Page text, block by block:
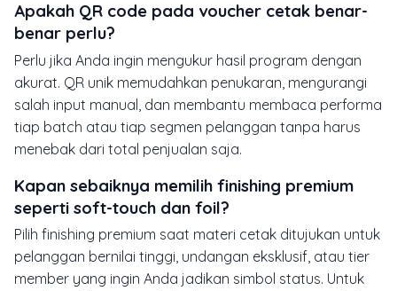
Apakah QR code pada voucher cetak benar-
benar perlu?
Perlu jika Anda ingin mengukur hasil program dengan
akurat. QR unik memudahkan penukaran, mengurangi
salah input manual, dan membantu membaca performa
tiap batch atau tiap segmen pelanggan tanpa harus
menebak dari total penjualan saja.
Kapan sebaiknya memilih finishing premium
seperti soft-touch dan foil?
Pilih finishing premium saat materi cetak ditujukan untuk
pelanggan bernilai tinggi, undangan eksklusif, atau tier
member yang ingin Anda jadikan simbol status. Untuk